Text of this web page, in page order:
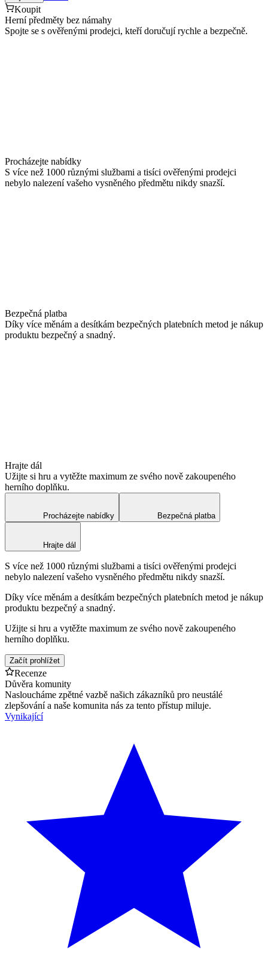
Koupit
Herní předměty bez námahy
Spojte se s ověřenými prodejci, kteří doručují rychle a bezpečně.
Procházejte nabídky
S více než 1000 různými službami a tisíci ověřenými prodejci
nebylo nalezení vašeho vysněného předmětu nikdy snazší.
Bezpečná platba
Díky více měnám a desítkám bezpečných platebních metod je nákup
produktu bezpečný a snadný.
Hrajte dál
Užijte si hru a vytěžte maximum ze svého nově zakoupeného
herního doplňku.
Procházejte nabídky Bezpečná platba
Hrajte dál
S více než 1000 různými službami a tisíci ověřenými prodejci
nebylo nalezení vašeho vysněného předmětu nikdy snazší.
Díky více měnám a desítkám bezpečných platebních metod je nákup
produktu bezpečný a snadný.
Užijte si hru a vytěžte maximum ze svého nově zakoupeného
herního doplňku.
Začít prohlížet
Recenze
Důvěra komunity
Nasloucháme zpětné vazbě našich zákazníků pro neustálé
zlepšování a naše komunita nás za tento přístup miluje.
Vynikající